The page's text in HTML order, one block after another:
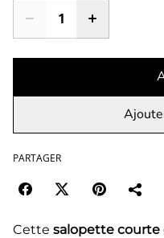
PARTAGER
Cette salopette courte